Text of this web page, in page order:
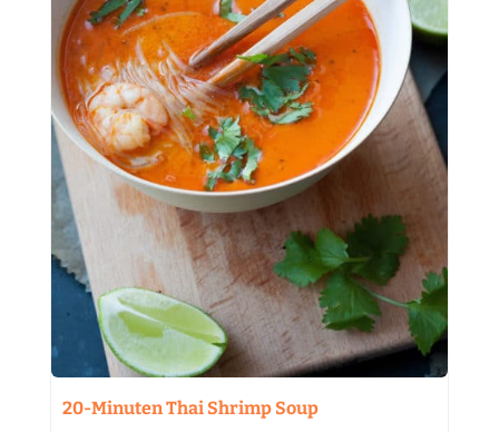
20-Minuten Thai Shrimp Soup